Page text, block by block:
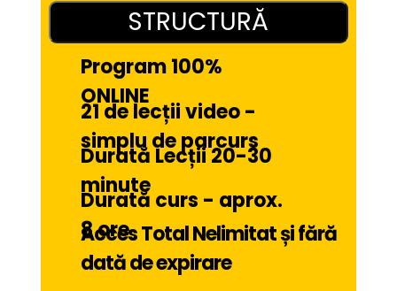
STRUCTURĂ
Program 100%
ONLINE
21 de lecții video -
simplu de parcurs
Durată Lecții 20-30
minute
Durată curs - aprox.
8 ore
Acces Total Nelimitat și fără
dată de expirare